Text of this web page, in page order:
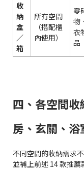
收
納
盒
／
箱
所有空間
（搭配櫃
內使用）
零
物
衣
品
四、各空間
房、玄關、
不同空間的收納需求
並補上前述 14 款推薦